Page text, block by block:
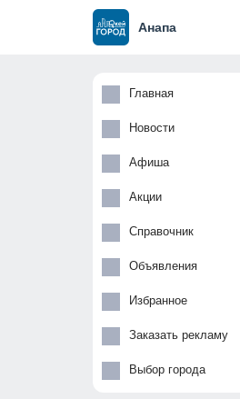
Анапа
Главная
Новости
Афиша
Акции
Справочник
Объявления
Избранное
Заказать рекламу
Выбор города